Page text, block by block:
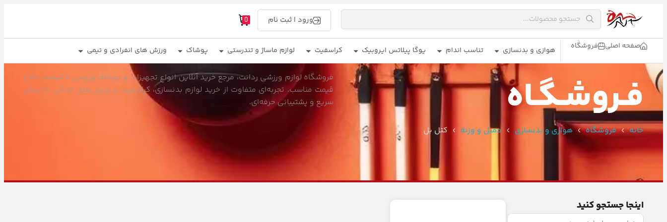
ورود | ثبت نام 0
هوازی و بدنسازی تناسب اندام یوگا پیلاتس ایروبیک کراسفیت لوازم ماساژ و تندرستی پوشاک ورزش های انفرادی و تیمی صفحه اصلی فروشگاه
فـروشـگـاه
خانه فروشگاه هوازی و بدنسازی دمبل و وزنه کتل بل
فروشگاه لوازم ورزشی ردانت، مرجع خرید آنلاین انواع تجهیزات و پوشاک ورزشی با کیفیت بالا و
قیمت مناسب. تجربه‌ای متفاوت از خرید لوازم بدنسازی، کراسفیت و ورزش‌های خانگی با ارسال
سریع و پشتیبانی حرفه‌ای.
اینجا جستجو کنید